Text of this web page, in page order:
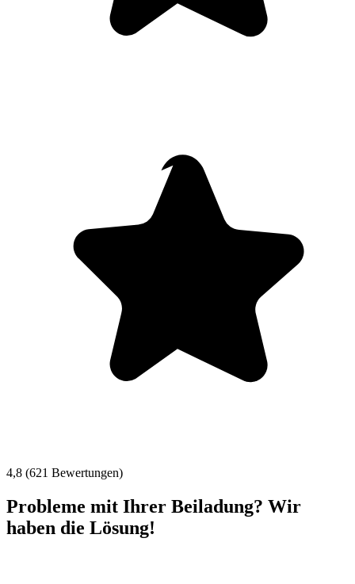
4,8 (621 Bewertungen)
Probleme mit Ihrer Beiladung? Wir
haben die Lösung!